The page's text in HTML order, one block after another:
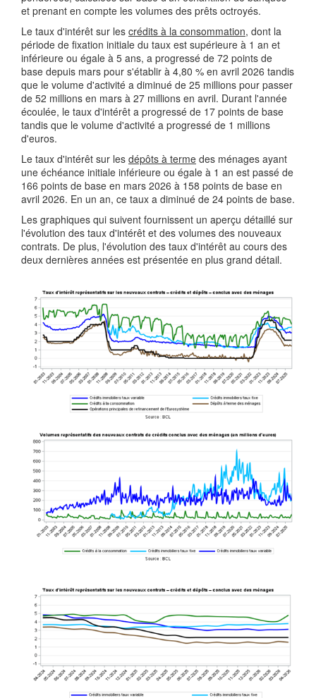
et prenant en compte les volumes des prêts octroyés.
Le taux d'intérêt sur les crédits à la consommation, dont la
période de fixation initiale du taux est supérieure à 1 an et
inférieure ou égale à 5 ans, a progressé de 72 points de
base depuis mars pour s'établir à 4,80 % en avril 2026 tandis
que le volume d'activité a diminué de 25 millions pour passer
de 52 millions en mars à 27 millions en avril. Durant l'année
écoulée, le taux d'intérêt a progressé de 17 points de base
tandis que le volume d'activité a progressé de 1 millions
d'euros.
Le taux d'intérêt sur les dépôts à terme des ménages ayant
une échéance initiale inférieure ou égale à 1 an est passé de
166 points de base en mars 2026 à 158 points de base en
avril 2026. En un an, ce taux a diminué de 24 points de base.
Les graphiques qui suivent fournissent un aperçu détaillé sur
l'évolution des taux d'intérêt et des volumes des nouveaux
contrats. De plus, l'évolution des taux d'intérêt au cours des
deux dernières années est présentée en plus grand détail.